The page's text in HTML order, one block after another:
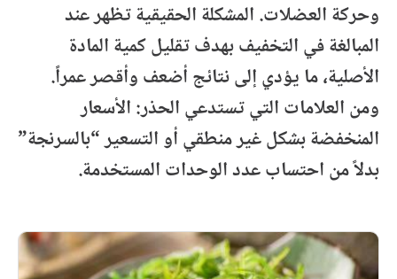
وحركة العضلات. المشكلة الحقيقية تظهر عند
المبالغة في التخفيف بهدف تقليل كمية المادة
الأصلية، ما يؤدي إلى نتائج أضعف وأقصر عمراً.
ومن العلامات التي تستدعي الحذر: الأسعار
المنخفضة بشكل غير منطقي أو التسعير “بالسرنجة”
بدلاً من احتساب عدد الوحدات المستخدمة.